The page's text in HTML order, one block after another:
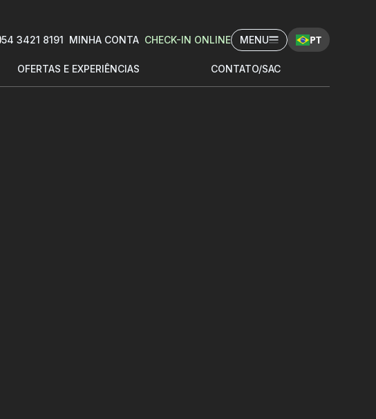
54 3421 8191 MINHA CONTA CHECK-IN ONLINE MENU PT
OFERTAS E EXPERIÊNCIAS CONTATO/SAC